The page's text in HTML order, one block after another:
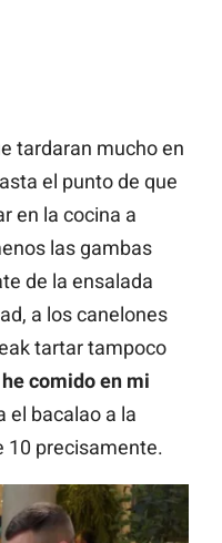
tardaran mucho en
el punto de que
en la cocina a
las gambas
de la ensalada
a los canelones
tartar tampoco
comido en mi
el bacalao a la
10 precisamente.